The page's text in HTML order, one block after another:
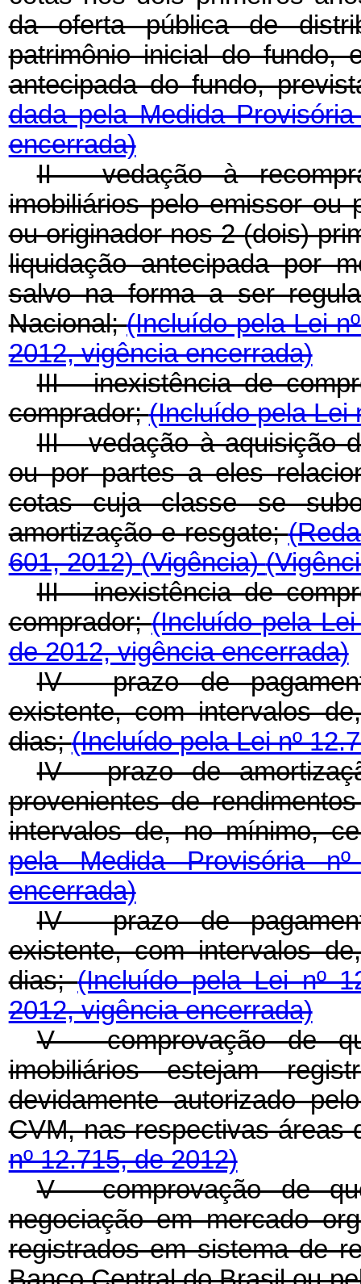
da oferta pública de
patrimônio inicial do fundo,
antecipada do fundo,
dada pela Medida
encerrada)
II - vedação à
imobiliários pelo emissor ou
ou originador nos 2 (dois)
liquidação antecipada por
salvo na forma a ser
Nacional;(Incluído pela Lei
2012, vigência encerrada)
III - inexistência de
comprador;(Incluído pela Lei
III - vedação à aquisição
ou por partes a eles
cotas cuja classe se
amortização e resgate;
601, 2012)(Vigência)
III - inexistência de
comprador;(Incluído pela
de 2012, vigência encerrada)
IV - prazo de
existente, com intervalos
dias;(Incluído pela Lei nº
IV - prazo de
provenientes de
intervalos de, no mínimo,
pela Medida Provisória
encerrada)
IV - prazo de
existente, com intervalos
dias;(Incluído pela Lei nº
2012, vigência encerrada)
V - comprovação de
imobiliários estejam
devidamente autorizado
CVM, nas respectivas áreas
nº 12.715, de 2012)
V - comprovação de
negociação em mercado
registrados em sistema de